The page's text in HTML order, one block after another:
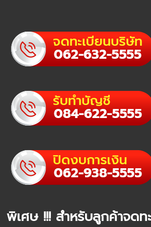
พิเศษ !!! สำหรับลูกค้าจดท